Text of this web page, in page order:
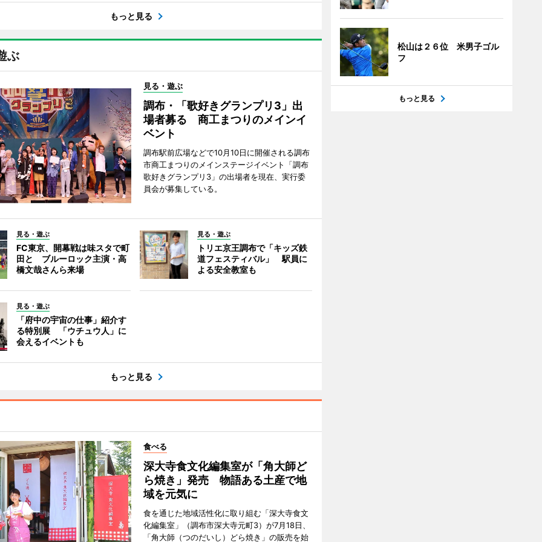
もっと見る
ぶ
見る・遊ぶ
調布・「歌好きグランプリ3」出
場者募る 商工まつりのメインイ
ベント
調布駅前広場などで10月10日に開催される調布
市商工まつりのメインステージイベント「調布
歌好きグランプリ3」の出場者を現在、実行委
員会が募集している。
見る・遊ぶ
FC東京、開幕戦は味スタで町
田と ブルーロック主演・高
橋文哉さんら来場
見る・遊ぶ
トリエ京王調布で「キッズ鉄
道フェスティバル」 駅員に
よる安全教室も
見る・遊ぶ
「府中の宇宙の仕事」紹介す
る特別展 「ウチュウ人」に
会えるイベントも
もっと見る
食べる
深大寺食文化編集室が「角大師ど
ら焼き」発売 物語ある土産で地
域を元気に
食を通じた地域活性化に取り組む「深大寺食文
化編集室」（調布市深大寺元町3）が7月18日、
「角大師（つのだいし）どら焼き」の販売を始
松山は２６位 米男子ゴル
フ
もっと見る